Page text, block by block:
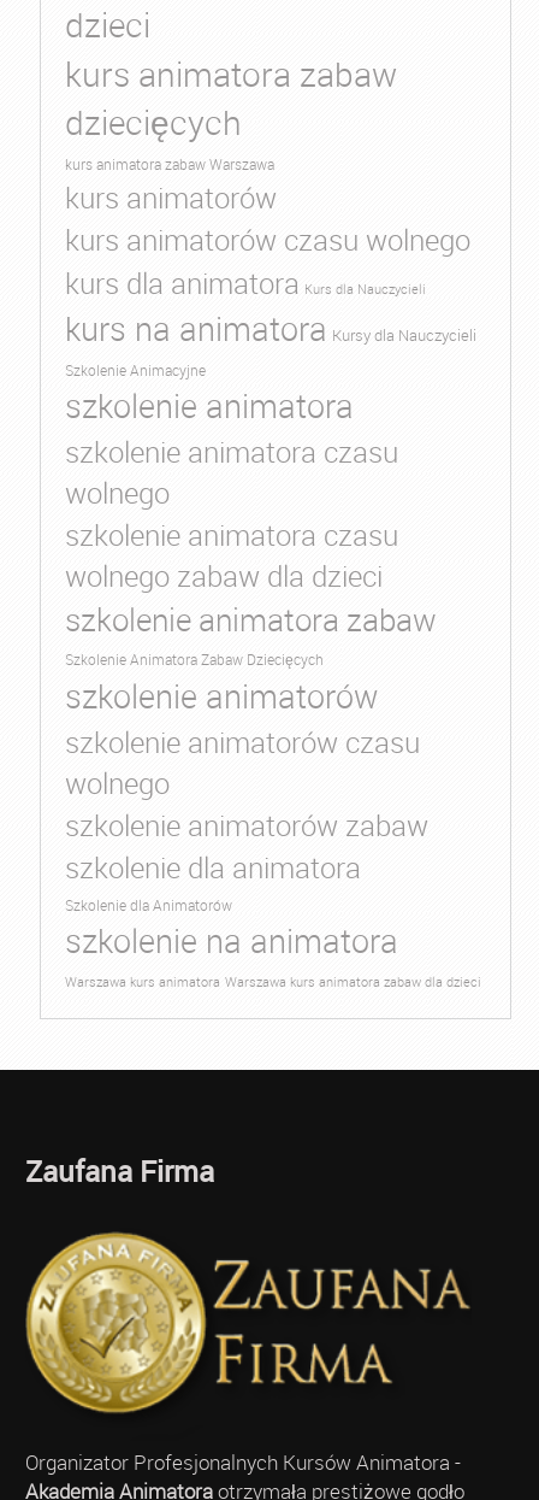
dzieci
kurs animatora zabaw
dziecięcych
kurs animatora zabaw Warszawa
kurs animatorów
kurs animatorów czasu wolnego
kurs dla animatora Kurs dla Nauczycieli
kurs na animatora Kursy dla Nauczycieli
Szkolenie Animacyjne
szkolenie animatora
szkolenie animatora czasu
wolnego
szkolenie animatora czasu
wolnego zabaw dla dzieci
szkolenie animatora zabaw
Szkolenie Animatora Zabaw Dziecięcych
szkolenie animatorów
szkolenie animatorów czasu
wolnego
szkolenie animatorów zabaw
szkolenie dla animatora
Szkolenie dla Animatorów
szkolenie na animatora
Warszawa kurs animatora Warszawa kurs animatora zabaw dla dzieci
Zaufana Firma
Organizator Profesjonalnych Kursów Animatora -
Akademia Animatoraotrzymała prestiżowe godło